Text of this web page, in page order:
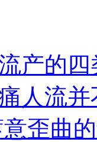
产的四
人流
歪曲